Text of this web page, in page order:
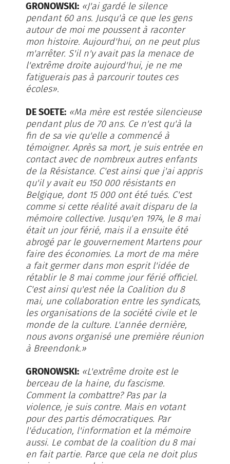
GRONOWSKI: «J'ai gardé le silence
pendant 60 ans. Jusqu'à ce que les gens
autour de moi me poussent à raconter
mon histoire. Aujourd'hui, on ne peut plus
m'arrêter. S'il n'y avait pas la menace de
l'extrême droite aujourd'hui, je ne me
fatiguerais pas à parcourir toutes ces
écoles».
DE SOETE: «Ma mère est restée silencieuse
pendant plus de 70 ans. Ce n'est qu'à la
fin de sa vie qu'elle a commencé à
témoigner. Après sa mort, je suis entrée en
contact avec de nombreux autres enfants
de la Résistance. C'est ainsi que j'ai appris
qu'il y avait eu 150 000 résistants en
Belgique, dont 15 000 ont été tués. C'est
comme si cette réalité avait disparu de la
mémoire collective. Jusqu'en 1974, le 8 mai
était un jour férié, mais il a ensuite été
abrogé par le gouvernement Martens pour
faire des économies. La mort de ma mère
a fait germer dans mon esprit l'idée de
rétablir le 8 mai comme jour férié officiel.
C'est ainsi qu'est née la Coalition du 8
mai, une collaboration entre les syndicats,
les organisations de la société civile et le
monde de la culture. L'année dernière,
nous avons organisé une première réunion
à Breendonk.»
GRONOWSKI: «L'extrême droite est le
berceau de la haine, du fascisme.
Comment la combattre? Pas par la
violence, je suis contre. Mais en votant
pour des partis démocratiques. Par
l'éducation, l'information et la mémoire
aussi. Le combat de la coalition du 8 mai
en fait partie. Parce que cela ne doit plus